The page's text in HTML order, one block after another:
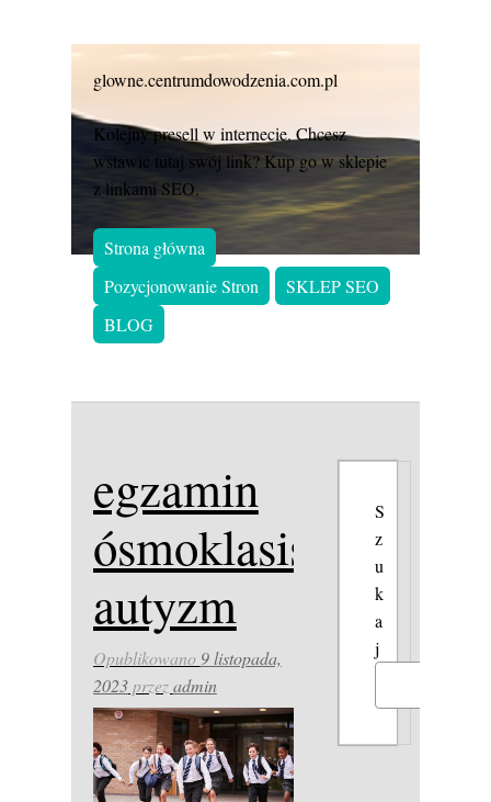
glowne.centrumdowodzenia.com.pl
Kolejny presell w internecie. Chcesz
wstawić tutaj swój link? Kup go w sklepie
z linkami SEO.
Strona główna
Pozycjonowanie Stron
SKLEP SEO
BLOG
egzamin
ósmoklasisty
autyzm
Opublikowano 9 listopada,
2023przezadmin
S
z
u
k
a
j